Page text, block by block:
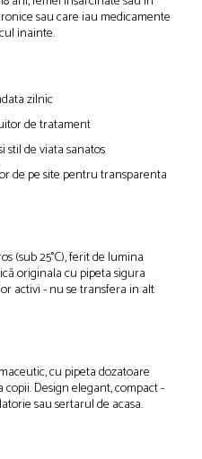
sau care iau medicamente
inainte.
zilnic
de tratament
stil de viata sanatos
de pe site pentru transparenta
(sub 25°C), ferit de lumina
originala cu pipeta sigura
activi - nu se transfera in alt
cu pipeta dozatoare
Design elegant, compact -
sau sertarul de acasa.